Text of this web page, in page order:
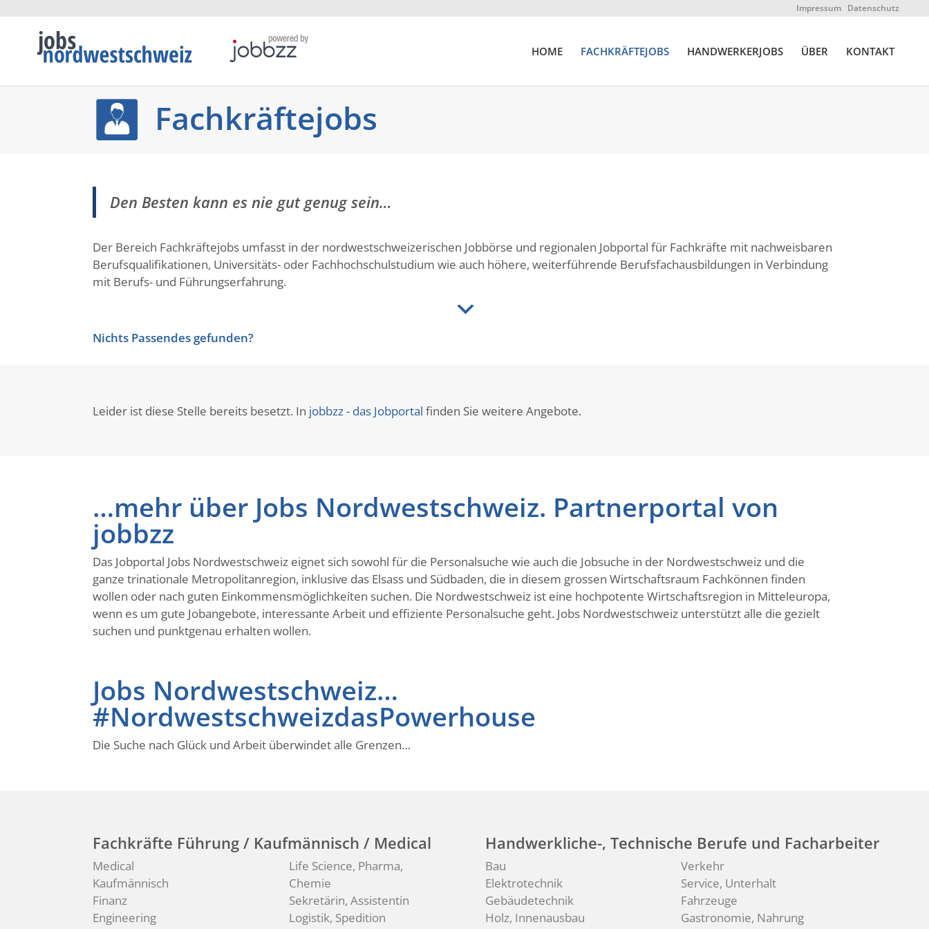
Impressum Datenschutz
HOME FACHKRÄFTEJOBS HANDWERKERJOBS ÜBER KONTAKT
Fachkräftejobs
Den Besten kann es nie gut genug sein…
Der Bereich Fachkräftejobs umfasst in der nordwestschweizerischen Jobbörse und regionalen Jobportal für Fachkräfte mit nachweisbaren
Berufsqualifikationen, Universitäts- oder Fachhochschulstudium wie auch höhere, weiterführende Berufsfachausbildungen in Verbindung
mit Berufs- und Führungserfahrung.
Nichts Passendes gefunden?
Leider ist diese Stelle bereits besetzt. In jobbzz - das Jobportal finden Sie weitere Angebote.
…mehr über Jobs Nordwestschweiz. Partnerportal von
jobbzz
Das Jobportal Jobs Nordwestschweiz eignet sich sowohl für die Personalsuche wie auch die Jobsuche in der Nordwestschweiz und die
ganze trinationale Metropolitanregion, inklusive das Elsass und Südbaden, die in diesem grossen Wirtschaftsraum Fachkönnen finden
wollen oder nach guten Einkommensmöglichkeiten suchen. Die Nordwestschweiz ist eine hochpotente Wirtschaftsregion in Mitteleuropa,
wenn es um gute Jobangebote, interessante Arbeit und effiziente Personalsuche geht. Jobs Nordwestschweiz unterstützt alle die gezielt
suchen und punktgenau erhalten wollen.
Jobs Nordwestschweiz…
#NordwestschweizdasPowerhouse
Die Suche nach Glück und Arbeit überwindet alle Grenzen…
Fachkräfte Führung / Kaufmännisch / Medical
Medical
Kaufmännisch
Finanz
Engineering
Life Science, Pharma,
Chemie
Sekretärin, Assistentin
Logistik, Spedition
Handwerkliche-, Technische Berufe und Facharbeiter
Bau
Elektrotechnik
Gebäudetechnik
Holz, Innenausbau
Verkehr
Service, Unterhalt
Fahrzeuge
Gastronomie, Nahrung